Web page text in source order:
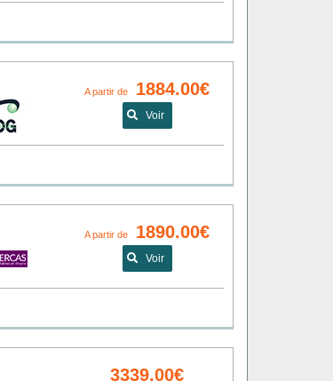
A partir de 1884.00€
Voir
A partir de 1890.00€
Voir
3339.00€